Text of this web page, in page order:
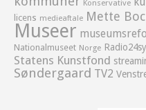
Konservative
licens medieaftale Mette
Museer
Nationalmuseet Norge
Statens Kunstfond
Søndergaard TV2